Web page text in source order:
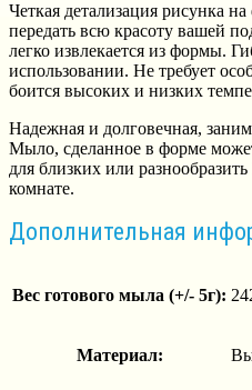
Четкая детализация рисунка
передать всю красоту вашей
легко извлекается из формы.
использовании. Не требует
боится высоких и низких
Надежная и долговечная,
Мыло, сделанное в форме
для близких или
комнате.
Дополнительная
Вес готового мыла (+/- 5г):
Материал: